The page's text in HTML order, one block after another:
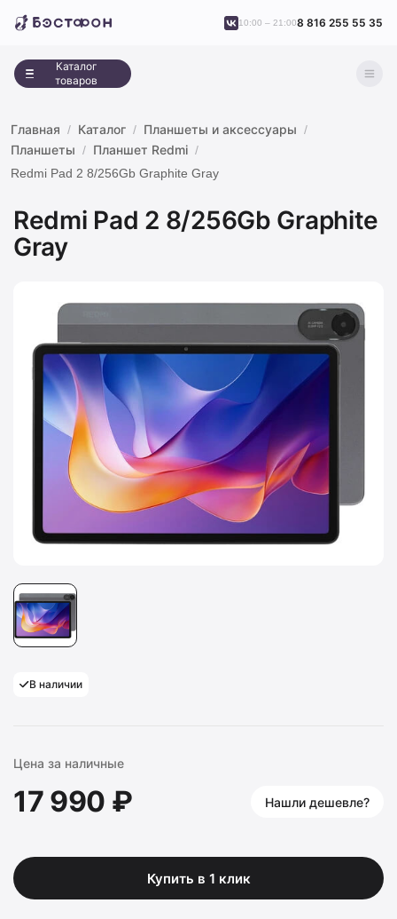
Каталог
товаров
10:00 – 21:008 816 255 55 35
Главная Каталог
Планшеты и аксессуары
Планшеты
Планшет Redmi
Redmi Pad 2 8/256Gb Graphite Gray
Redmi Pad 2 8/256Gb Graphite
Gray
В наличии
Цена за наличные
17 990 ₽ Нашли дешевле?
Купить в 1 клик